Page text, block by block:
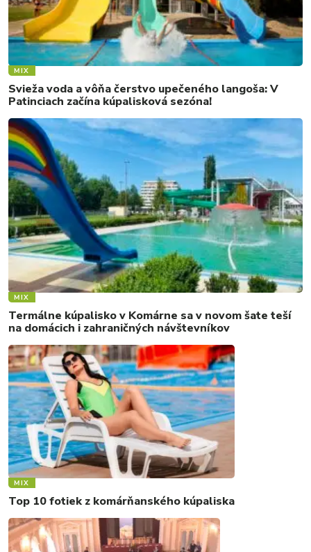
MIX
Svieža voda a vôňa čerstvo upečeného langoša: V
Patinciach začína kúpalisková sezóna!
MIX
Termálne kúpalisko v Komárne sa v novom šate teší
na domácich i zahraničných návštevníkov
MIX
Top 10 fotiek z komárňanského kúpaliska